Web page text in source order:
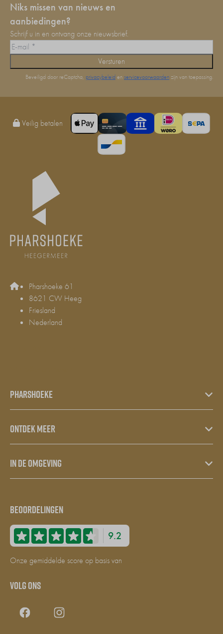
Niks missen van nieuws en
aanbiedingen?
Schrijf u in en ontvang onze nieuwsbrief.
Versturen
Beveiligd door reCaptcha, privacybeleiden servicevoorwaardenzijn van toepassing.
Veilig betalen
Pharshoeke 61
8621 CW Heeg
Friesland
Nederland
Pharshoeke
Ontdek meer
In de omgeving
Beoordelingen
9.2
Onze gemiddelde score op basis van
Volg ons